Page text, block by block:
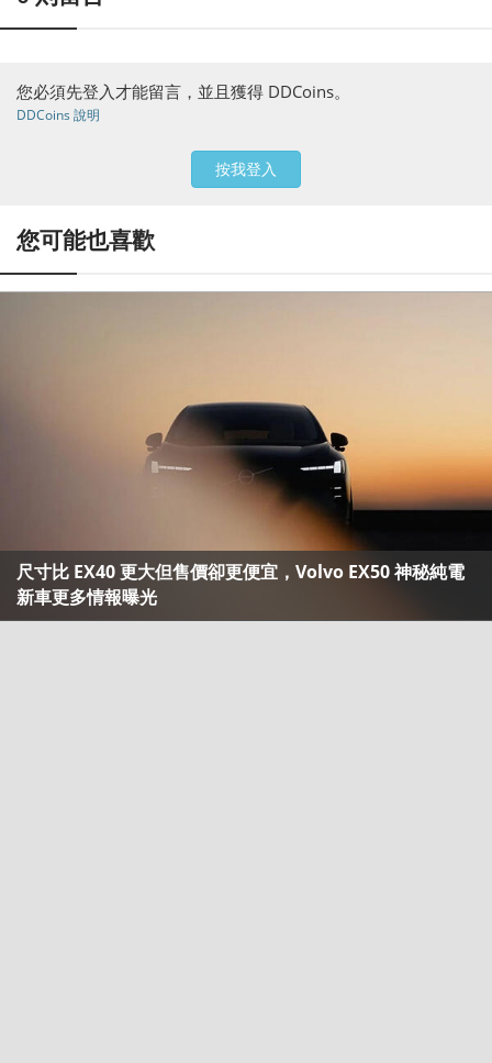
您必須先登入才能留言，並且獲得 DDCoins。
DDCoins 說明
按我登入
您可能也喜歡
尺寸比 EX40 更大但售價卻更便宜，Volvo EX50 神秘純電
新車更多情報曝光